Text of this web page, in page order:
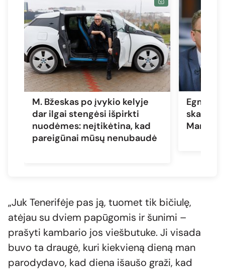
M. Bžeskas po įvykio kelyje
dar ilgai stengėsi išpirkti
nuodėmes: neįtikėtina, kad
pareigūnai mūsų nenubaudė
skaudi
Marija
„Juk Tenerifėje pas ją, tuomet tik bičiulę,
atėjau su dviem papūgomis ir šunimi –
prašyti kambario jos viešbutuke. Ji visada
buvo ta draugė, kuri kiekvieną dieną man
parodydavo, kad diena išaušo graži, kad